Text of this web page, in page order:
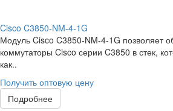
Cisco C3850-NM-4-1G
Модуль Cisco C3850-NM-4-1G позволяет
коммутаторы Cisco серии C3850 в стек,
как..
Получить оптовую цену
Подробнее